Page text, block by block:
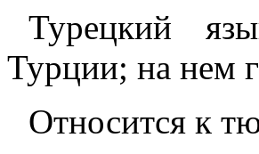
Турецкий
Турции; на нем
Относится к